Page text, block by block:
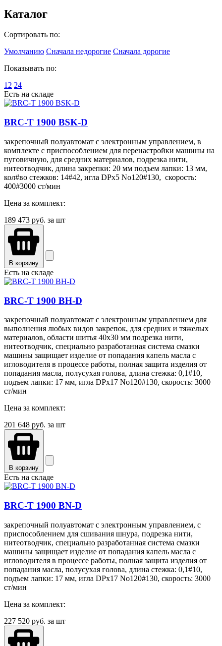
Каталог
Сортировать по:
Умолчанию Сначала недорогие Сначала дорогие
Показывать по:
12 24
Есть на складе
BRC-T 1900 BSK-D
закрепочный полуавтомат с электронным управлением, в
комплекте с приспособлением для перенастройки машины на
пуговичную, для средних материалов, подрезка нити,
нитеотводчик, длина закрепки: 20 мм подъем лапки: 13 мм,
кол#во стежков: 14#42, игла DPx5 No120#130, скорость:
400#3000 ст/мин
Цена за комплект:
189 473 руб. за шт
В корзину
Есть на складе
BRC-T 1900 BH-D
закрепочный полуавтомат с электронным управлением для
выполнения любых видов закрепок, для средних и тяжелых
материалов, области шитья 40х30 мм подрезка нити,
нитеотводчик, специально разработанная система смазки
машины защищает изделие от попадания капель масла с
игловодителя в процессе работы, полная защита изделия от
попадания масла, полусухая голова, длина стежка: 0,1#10,
подъем лапки: 17 мм, игла DPx17 No120#130, скорость: 3000
ст/мин
Цена за комплект:
201 648 руб. за шт
В корзину
Есть на складе
BRC-T 1900 BN-D
закрепочный полуавтомат с электронным управлением, с
приспособлением для сшивания шнура, подрезка нити,
нитеотводчик, специально разработанная система смазки
машины защищает изделие от попадания капель масла с
игловодителя в процессе работы, полная защита изделия от
попадания масла, полусухая голова, длина стежка: 0,1#10,
подъем лапки: 17 мм, игла DPx17 No120#130, скорость: 3000
ст/мин
Цена за комплект:
227 520 руб. за шт